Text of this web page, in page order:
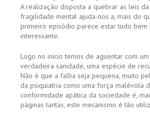
A realização disposta a quebrar as leis
fragilidade mental ajuda-nos a, mais do
primeiro episódio parece estar tudo
interessante.
Logo no início temos de aguentar com
verdadeira sanidade, uma espécie de
Não é que a falha seja pequena, muito
da psiquiatria como uma força malévola
conformidade apática da sociedade é,
páginas tantas, este mecanismo é tão